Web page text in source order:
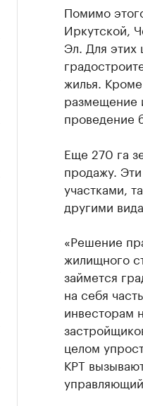
Помимо
Иркутской,
Эл. Для этих
жилья.
размещение
проведение
Еще 270 га
продажу.
участками,
другими
«Решение
жилищного
займется
на себя
инвесторам
целом
КРТ